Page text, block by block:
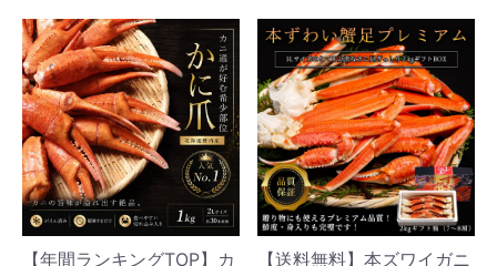
【年間ランキングTOP】カ 【送料無料】本ズワイガニ